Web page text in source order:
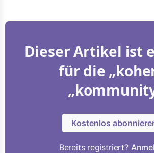
Dieser Artikel ist
für die
Kostenlos
Bereits registriert?